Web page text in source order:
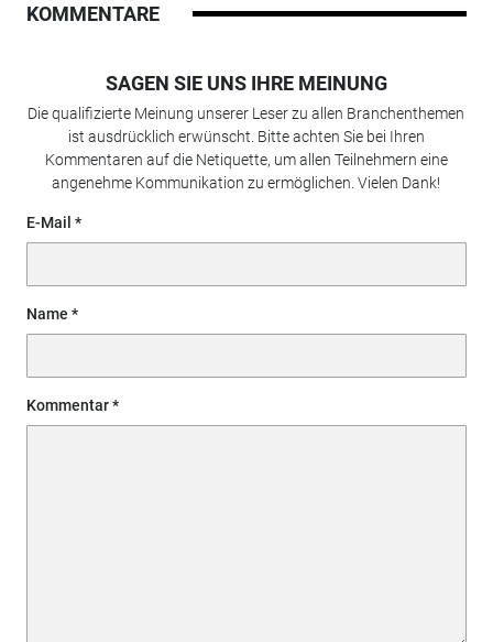
KOMMENTARE
SAGEN SIE UNS IHRE MEINUNG
Die qualifizierte Meinung unserer Leser zu allen Branchenthemen
ist ausdrücklich erwünscht. Bitte achten Sie bei Ihren
Kommentaren auf die Netiquette, um allen Teilnehmern eine
angenehme Kommunikation zu ermöglichen. Vielen Dank!
E-Mail
Name
Kommentar